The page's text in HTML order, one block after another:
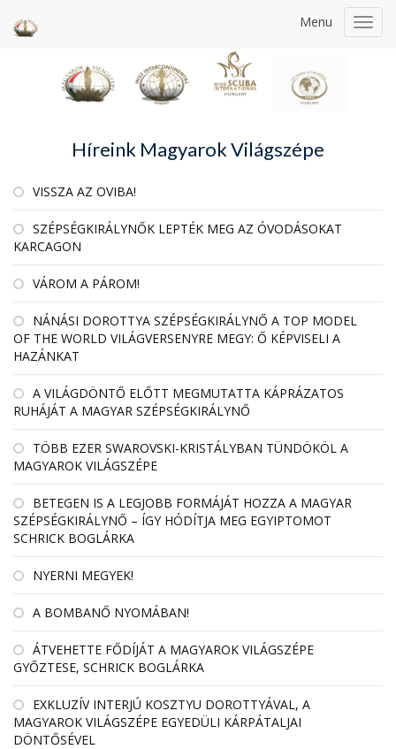
Menu
Híreink Magyarok Világszépe
VISSZA AZ OVIBA!
SZÉPSÉGKIRÁLYNŐK LEPTÉK MEG AZ ÓVODÁSOKAT
KARCAGON
VÁROM A PÁROM!
NÁNÁSI DOROTTYA SZÉPSÉGKIRÁLYNŐ A TOP MODEL
OF THE WORLD VILÁGVERSENYRE MEGY: Ő KÉPVISELI A
HAZÁNKAT
A VILÁGDÖNTŐ ELŐTT MEGMUTATTA KÁPRÁZATOS
RUHÁJÁT A MAGYAR SZÉPSÉGKIRÁLYNŐ
TÖBB EZER SWAROVSKI-KRISTÁLYBAN TÜNDÖKÖL A
MAGYAROK VILÁGSZÉPE
BETEGEN IS A LEGJOBB FORMÁJÁT HOZZA A MAGYAR
SZÉPSÉGKIRÁLYNŐ – ÍGY HÓDÍTJA MEG EGYIPTOMOT
SCHRICK BOGLÁRKA
NYERNI MEGYEK!
A BOMBANŐ NYOMÁBAN!
ÁTVEHETTE FŐDÍJÁT A MAGYAROK VILÁGSZÉPE
GYŐZTESE, SCHRICK BOGLÁRKA
EXKLUZÍV INTERJÚ KOSZTYU DOROTTYÁVAL, A
MAGYAROK VILÁGSZÉPE EGYEDÜLI KÁRPÁTALJAI
DÖNTŐSÉVEL